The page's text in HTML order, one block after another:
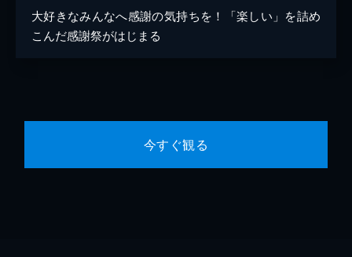
大好きなみんなへ感謝の気持ちを！「楽しい」を詰め
こんだ感謝祭がはじまる
今すぐ観る